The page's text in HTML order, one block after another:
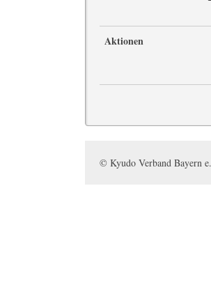
Aktionen
© Kyudo Verband Bayern